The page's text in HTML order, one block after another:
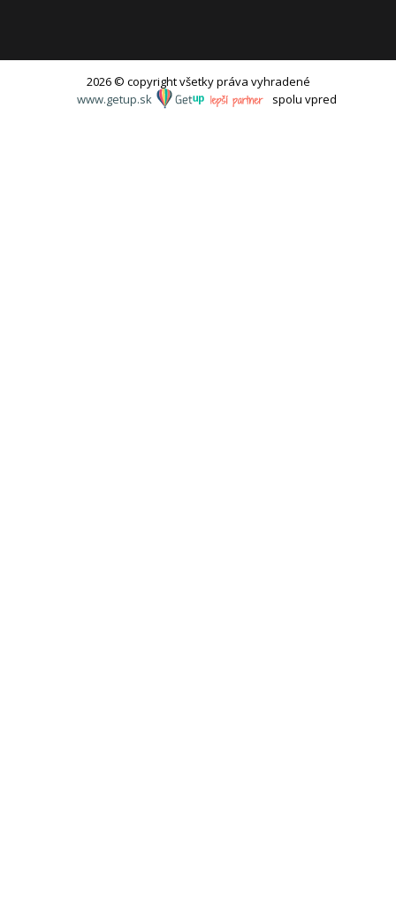
2026 © copyright všetky práva vyhradené
www.getup.sk
spolu vpred